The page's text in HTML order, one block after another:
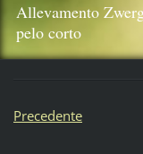
Allevamento
pelo corto
Precedente